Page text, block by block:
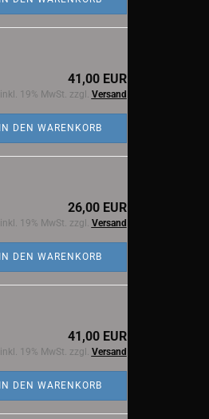
41,00 EUR
inkl. 19% MwSt. zzgl. Versand
IN DEN WARENKORB
26,00 EUR
inkl. 19% MwSt. zzgl. Versand
IN DEN WARENKORB
41,00 EUR
inkl. 19% MwSt. zzgl. Versand
IN DEN WARENKORB